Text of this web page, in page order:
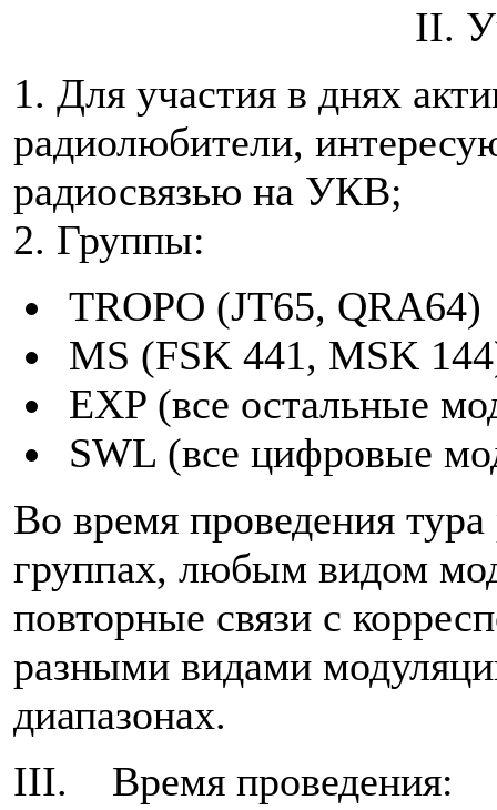
II.
1. Для участия в днях
радиолюбители,
радиосвязью на УКВ;
2. Группы:
TROPO (JT65, QRA64)
MS (FSK 441, MSK
EXP (все остальные
SWL (все цифровые
Во время проведения
группах, любым видом
повторные связи с
разными видами
диапазонах.
III. Время проведения: